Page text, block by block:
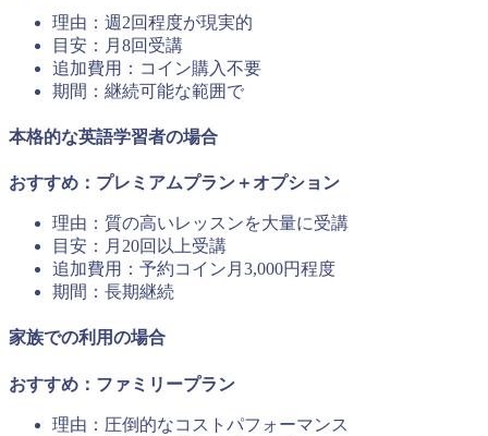
理由：週2回程度が現実的
目安：月8回受講
追加費用：コイン購入不要
期間：継続可能な範囲で
本格的な英語学習者の場合
おすすめ：プレミアムプラン＋オプション
理由：質の高いレッスンを大量に受講
目安：月20回以上受講
追加費用：予約コイン月3,000円程度
期間：長期継続
家族での利用の場合
おすすめ：ファミリープラン
理由：圧倒的なコストパフォーマンス